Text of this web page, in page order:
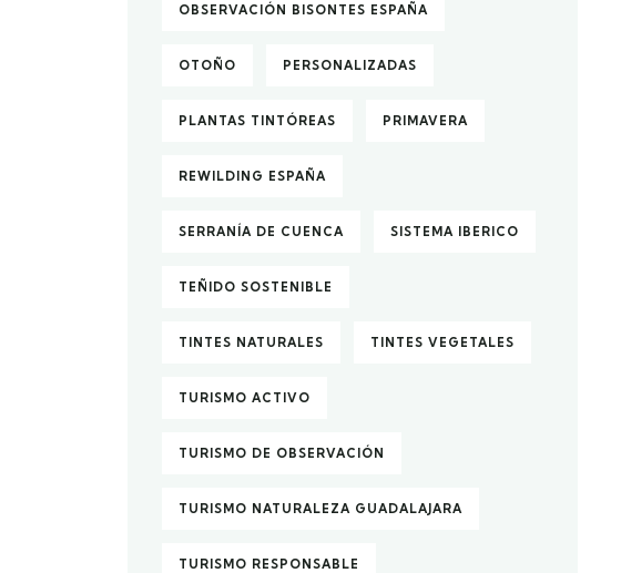
OBSERVACIÓN BISONTES ESPAÑA
OTOÑO PERSONALIZADAS
PLANTAS TINTÓREAS PRIMAVERA
REWILDING ESPAÑA
SERRANÍA DE CUENCA SISTEMA IBERICO
TEÑIDO SOSTENIBLE
TINTES NATURALES TINTES VEGETALES
TURISMO ACTIVO
TURISMO DE OBSERVACIÓN
TURISMO NATURALEZA GUADALAJARA
TURISMO RESPONSABLE